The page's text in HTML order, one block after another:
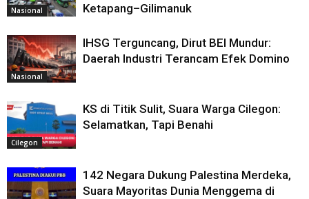
Nasional
Ketapang–Gilimanuk
Nasional
IHSG Terguncang, Dirut BEI Mundur:
Daerah Industri Terancam Efek Domino
Cilegon
KS di Titik Sulit, Suara Warga Cilegon:
Selamatkan, Tapi Benahi
142 Negara Dukung Palestina Merdeka,
Suara Mayoritas Dunia Menggema di